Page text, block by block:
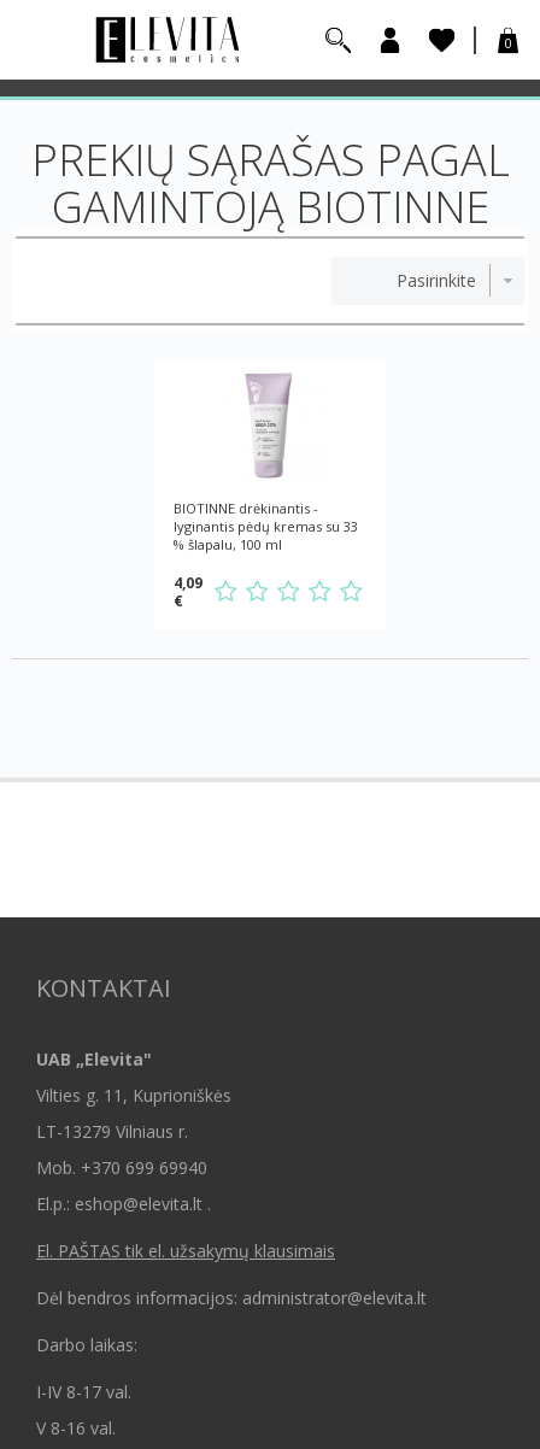
0
PREKIŲ SĄRAŠAS PAGAL
GAMINTOJĄ BIOTINNE
BIOTINNE drėkinantis -
lyginantis pėdų kremas su 33
% šlapalu, 100 ml
4,09
€
KONTAKTAI
UAB „Elevita"
Vilties g. 11, Kuprioniškės
LT-13279 Vilniaus r.
Mob. +370 699 69940
El.p.: eshop@elevita.lt .
El. PAŠTAS tik el. užsakymų klausimais
Dėl bendros informacijos: administrator@elevita.lt
Darbo laikas:
I-IV 8-17 val.
V 8-16 val.